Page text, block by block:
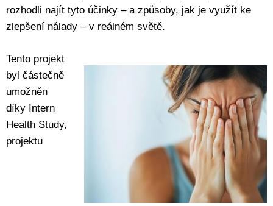
rozhodli najít tyto účinky – a způsoby, jak je využít ke
zlepšení nálady – v reálném světě.
Tento projekt
byl částečně
umožněn
díky Intern
Health Study,
projektu